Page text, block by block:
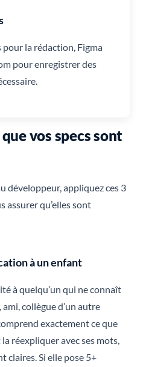
la rédaction, Figma
pour enregistrer des
vos specs sont
développeur, appliquez ces 3
assurer qu’elles sont
à un enfant
à quelqu’un qui ne connaît
collègue d’un autre
exactement ce que
réexpliquer avec ses mots,
claires. Si elle pose 5+